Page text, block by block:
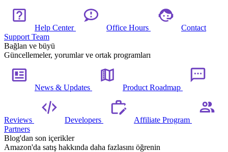
Help Center Office Hours
Contact
Support Team
Bağlan ve büyü
Güncellemeler, yorumlar ve ortak programları
News & Updates Product Roadmap
Reviews Developers
Affiliate Program
Partners
Blog'dan son içerikler
Amazon'da satış hakkında daha fazlasını öğrenin